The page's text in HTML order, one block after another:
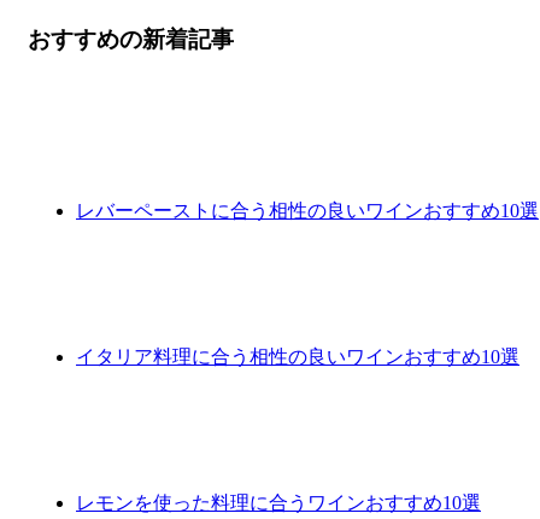
おすすめの新着記事
レバーペーストに合う相性の良いワインおすすめ10選
イタリア料理に合う相性の良いワインおすすめ10選
レモンを使った料理に合うワインおすすめ10選